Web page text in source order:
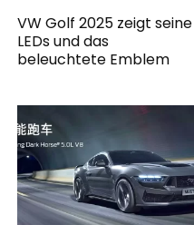
VW Golf 2025 zeigt seine
LEDs und das
beleuchtete Emblem